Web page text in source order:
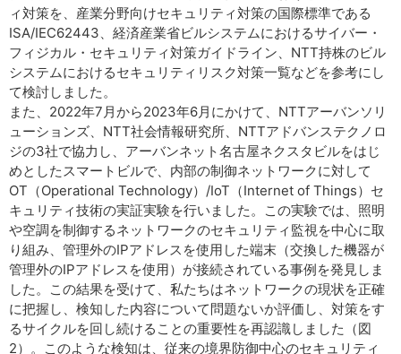
ィ対策を、産業分野向けセキュリティ対策の国際標準である
ISA/IEC62443、経済産業省ビルシステムにおけるサイバー・
フィジカル・セキュリティ対策ガイドライン、NTT持株のビル
システムにおけるセキュリティリスク対策一覧などを参考にし
て検討しました。
また、2022年7月から2023年6月にかけて、NTTアーバンソリ
ューションズ、NTT社会情報研究所、NTTアドバンステクノロ
ジの3社で協力し、アーバンネット名古屋ネクスタビルをはじ
めとしたスマートビルで、内部の制御ネットワークに対して
OT（Operational Technology）/IoT（Internet of Things）セ
キュリティ技術の実証実験を行いました。この実験では、照明
や空調を制御するネットワークのセキュリティ監視を中心に取
り組み、管理外のIPアドレスを使用した端末（交換した機器が
管理外のIPアドレスを使用）が接続されている事例を発見しま
した。この結果を受けて、私たちはネットワークの現状を正確
に把握し、検知した内容について問題ないか評価し、対策をす
るサイクルを回し続けることの重要性を再認識しました（図
2）。このような検知は、従来の境界防御中心のセキュリティ